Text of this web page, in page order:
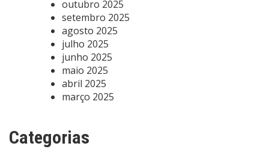
outubro 2025
setembro 2025
agosto 2025
julho 2025
junho 2025
maio 2025
abril 2025
março 2025
Categorias